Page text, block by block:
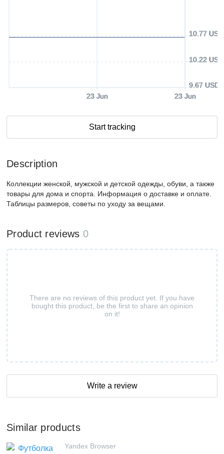
23 Jun 23 Jun
9.67 USD
10.22 USD
10.77 USD
Start tracking
Description
Коллекции женской, мужской и детской одежды, обуви, а также
товары для дома и спорта. Информация о доставке и оплате.
Таблицы размеров, советы по уходу за вещами.
Product reviews 0
There are no reviews of this product yet. If you have
bought this product, be the first to share an opinion
on it!
Write a review
Similar products
Yandex Browser